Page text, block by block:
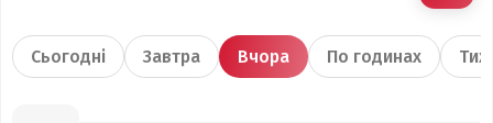
Сьогодні Завтра Вчора По годинах